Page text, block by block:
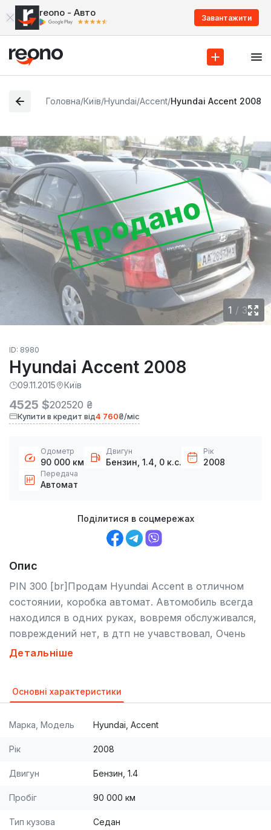
reono - Авто Завантажити
Головна/Київ/Hyundai/Accent/Hyundai Accent 2008
Продано
1 / 3
ID: 8980
Hyundai Accent 2008
09.11.2015 Київ
4525 $202520 ₴
Купити в кредит від4 760₴/міс
Одометр
90 000 км
Двигун
Бензин, 1.4, 0 к.с.
Рік
2008
Передача
Автомат
Поділитися в соцмережах
Опис
PIN 300 [br]Продам Hyundai Accent в отличном
состоянии, коробка автомат. Автомобиль всегда
находился в одних руках, вовремя обслуживался,
повреждений нет, в дтп не учавствовал, Очень
хорошая комплектация: галоген, замок на кпп,
подогрев зеркал, подогрев сидений, усилитель
акустика, тонировка, гаражное хранение. На 77т
было пройдено полное ТО: заменены масло,
Компания представляет варианты обмена Вашего
автомобиля на наш (Trade.in). Так же мы
оформление в ГАИ. [br] У нас покупают, потому,
Детальніше
Основні характеристики
Марка, Модель Hyundai, Accent
Рік 2008
Двигун Бензин, 1.4
Пробіг 90 000 км
Тип кузова Седан